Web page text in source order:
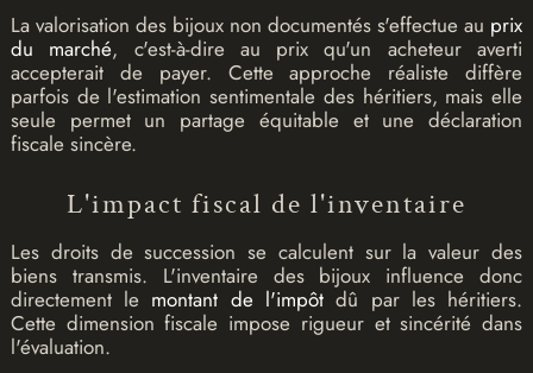
La valorisation des bijoux non documentés s'effectue au prix
du marché, c'est-à-dire au prix qu'un acheteur averti
accepterait de payer. Cette approche réaliste diffère
parfois de l'estimation sentimentale des héritiers, mais elle
seule permet un partage équitable et une déclaration
fiscale sincère.
L'impact fiscal de l'inventaire
Les droits de succession se calculent sur la valeur des
biens transmis. L'inventaire des bijoux influence donc
directement le montant de l'impôt dû par les héritiers.
Cette dimension fiscale impose rigueur et sincérité dans
l'évaluation.